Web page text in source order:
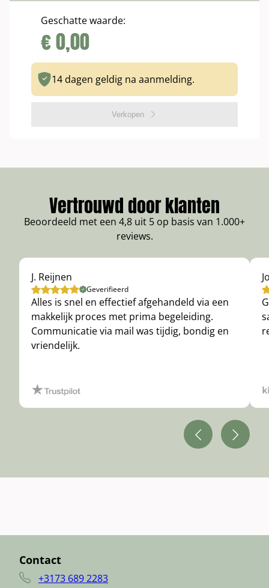
Geschatte waarde:
€0,00
14 dagen geldig na aanmelding.
Verkopen
Vertrouwd door klanten
Beoordeeld met een 4,8 uit 5 op basis van 1.000+
reviews.
J. Reijnen
Geverifieerd
Alles is snel en effectief afgehandeld via een
makkelijk proces met prima begeleiding.
Communicatie via mail was tijdig, bondig en
vriendelijk.
Contact
+3173 689 2283